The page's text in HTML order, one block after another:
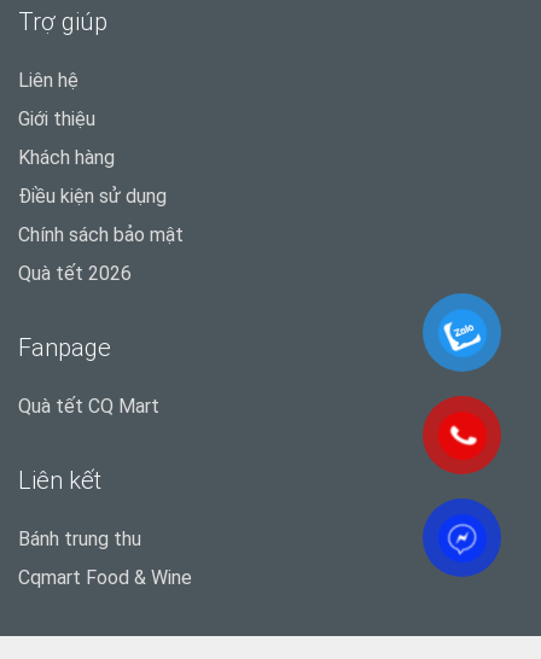
Trợ giúp
Liên hệ
Giới thiệu
Khách hàng
Điều kiện sử dụng
Chính sách bảo mật
Quà tết 2026
Fanpage
Quà tết CQ Mart
Liên kết
Bánh trung thu
Cqmart Food & Wine